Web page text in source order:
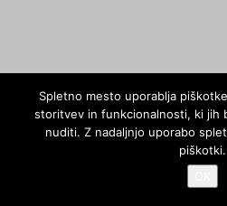
Spletno mesto uporablja
storitvev in funkcionalnosti, ki jih
nuditi. Z nadaljnjo uporabo
piškotki.